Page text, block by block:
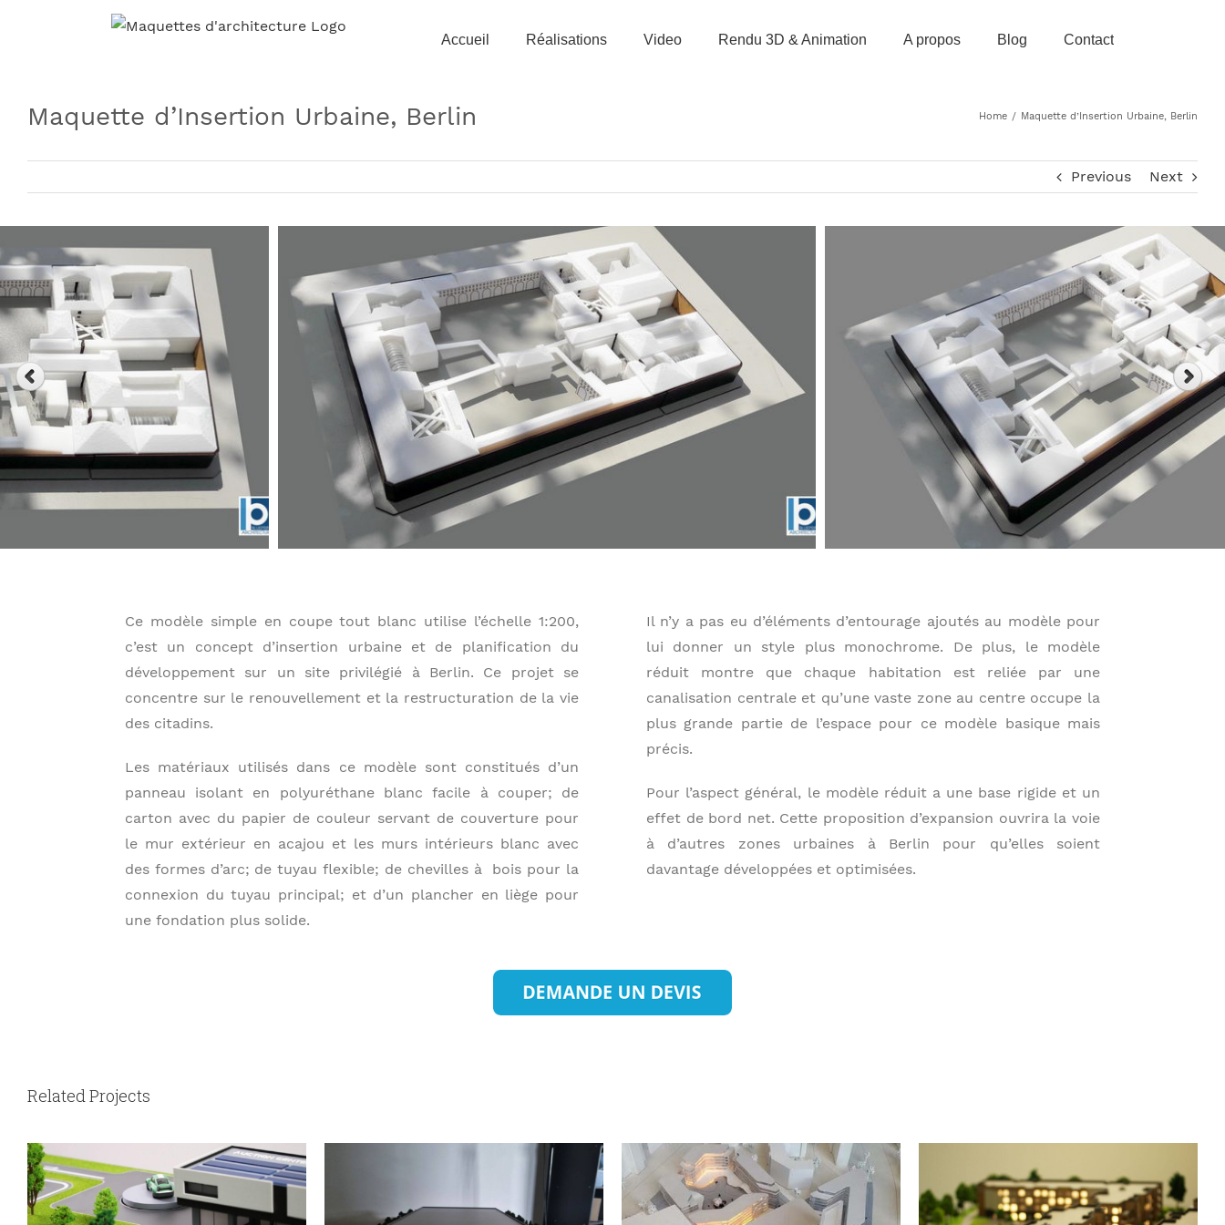
Accueil Réalisations Video Rendu 3D & Animation A propos Blog Contact
Maquette d’Insertion Urbaine, Berlin Home / Maquette d’Insertion Urbaine, Berlin
Previous Next
Ce modèle simple en coupe tout blanc utilise l’échelle 1:200,
c’est un concept d’insertion urbaine et de planification du
développement sur un site privilégié à Berlin. Ce projet se
concentre sur le renouvellement et la restructuration de la vie
des citadins.
Les matériaux utilisés dans ce modèle sont constitués d’un
panneau isolant en polyuréthane blanc facile à couper; de
carton avec du papier de couleur servant de couverture pour
le mur extérieur en acajou et les murs intérieurs blanc avec
des formes d’arc; de tuyau flexible; de chevilles à bois pour la
connexion du tuyau principal; et d’un plancher en liège pour
une fondation plus solide.
Il n’y a pas eu d’éléments d’entourage ajoutés au modèle pour
lui donner un style plus monochrome. De plus, le modèle
réduit montre que chaque habitation est reliée par une
canalisation centrale et qu’une vaste zone au centre occupe la
plus grande partie de l’espace pour ce modèle basique mais
précis.
Pour l’aspect général, le modèle réduit a une base rigide et un
effet de bord net. Cette proposition d’expansion ouvrira la voie
à d’autres zones urbaines à Berlin pour qu’elles soient
davantage développées et optimisées.
Related Projects